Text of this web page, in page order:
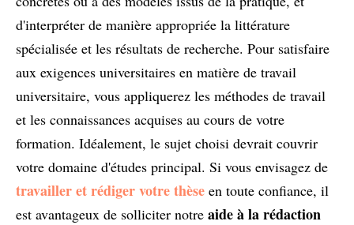
d'interpréter de manière appropriée la littérature
spécialisée et les résultats de recherche. Pour satisfaire
aux exigences universitaires en matière de travail
universitaire, vous appliquerez les méthodes de travail
et les connaissances acquises au cours de votre
formation. Idéalement, le sujet choisi devrait couvrir
votre domaine d'études principal. Si vous envisagez de
travailler et rédiger votre thèse en toute confiance, il
est avantageux de solliciter notre aide à la rédaction